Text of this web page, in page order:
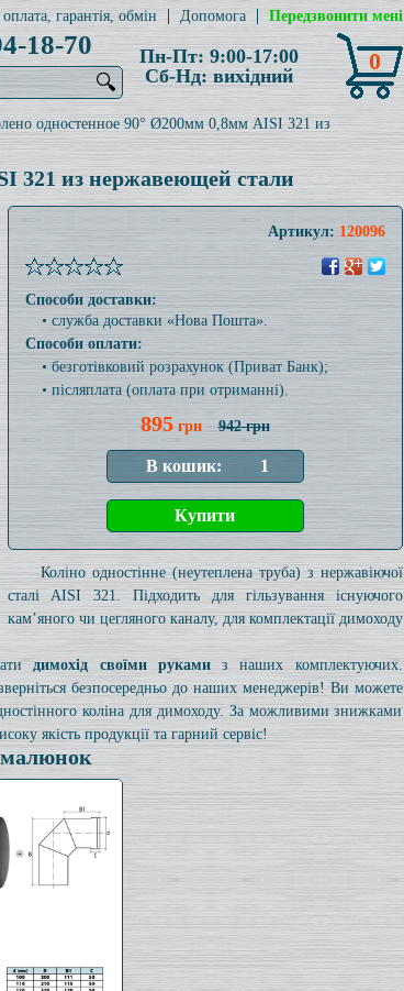
гарантія, обмін Допомога Передзвонити мені
18-70
🔍
Пн-Пт: 9:00-17:00
Сб-Нд: вихідний
0
одностенное 90° Ø200мм 0,8мм AISI 321 из
321 из нержавеющей стали
Артикул:120096
Способи доставки:
• служба доставки «Нова Пошта».
Способи оплати:
• безготівковий розрахунок (Приват Банк);
• післяплата (оплата при отриманні).
895грн 942 грн
Коліно одностінне (неутеплена труба) з нержавіючої
сталі AISI 321. Підходить для гільзування існуючого
кам’яного чи цегляного каналу, для комплектації димоходу
димохід своїми рукамиз наших комплектуючих.
безпосередньо до наших менеджерів! Ви можете
коліна для димоходу. За можливими знижками
якість продукції та гарний сервіс!
малюнок